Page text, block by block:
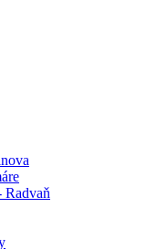
Radvaň